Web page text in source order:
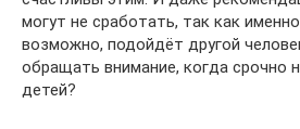
могут не сработать, так как
возможно, подойдёт другой
обращать внимание, когда срочно
детей?